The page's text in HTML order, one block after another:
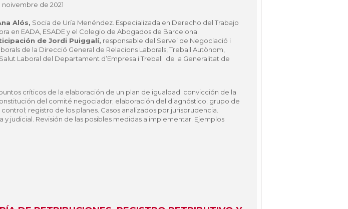
noivembre de 2021
Alós, Socia de Uría Menéndez. Especializada en Derecho del Trabajo
en EADA, ESADE y el Colegio de Abogados de Barcelona.
de Jordi Puiggalí, responsable del Servei de Negociació i
de la Direcció General de Relacions Laborals, Treball Autònom,
Laboral del Departament d’Empresa i Treball de la Generalitat de
críticos de la elaboración de un plan de igualdad: convicción de la
del comité negociador; elaboración del diagnóstico; grupo de
registro de los planes. Casos analizados por jurisprudencia.
judicial. Revisión de las posibles medidas a implementar. Ejemplos